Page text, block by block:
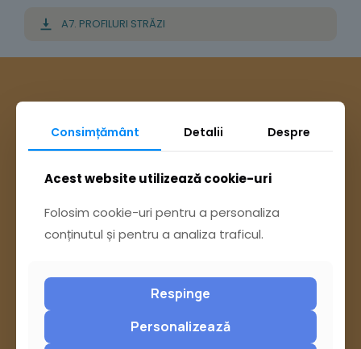
A7. PROFILURI STRĂZI
Ai întrebări? Accesează
Consimțământ Detalii Despre
Acest website utilizează cookie-uri
Folosim cookie-uri pentru a personaliza
conținutul și pentru a analiza traficul.
Respinge
Personalizează